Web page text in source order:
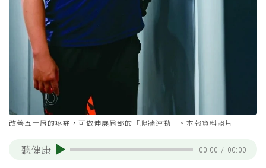
改善五十肩的疼痛，可做伸展肩部的「爬牆運動」。本報資料照片
聽健康 00:00 / 00:00